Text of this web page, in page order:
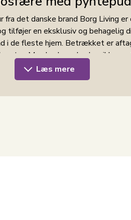
fra det danske brand Borg Living
tilføjer en eksklusiv og behagelig
i de fleste hjem. Betrækket er
Men husk, puden kan ikke
til at efterligne
Læs mere